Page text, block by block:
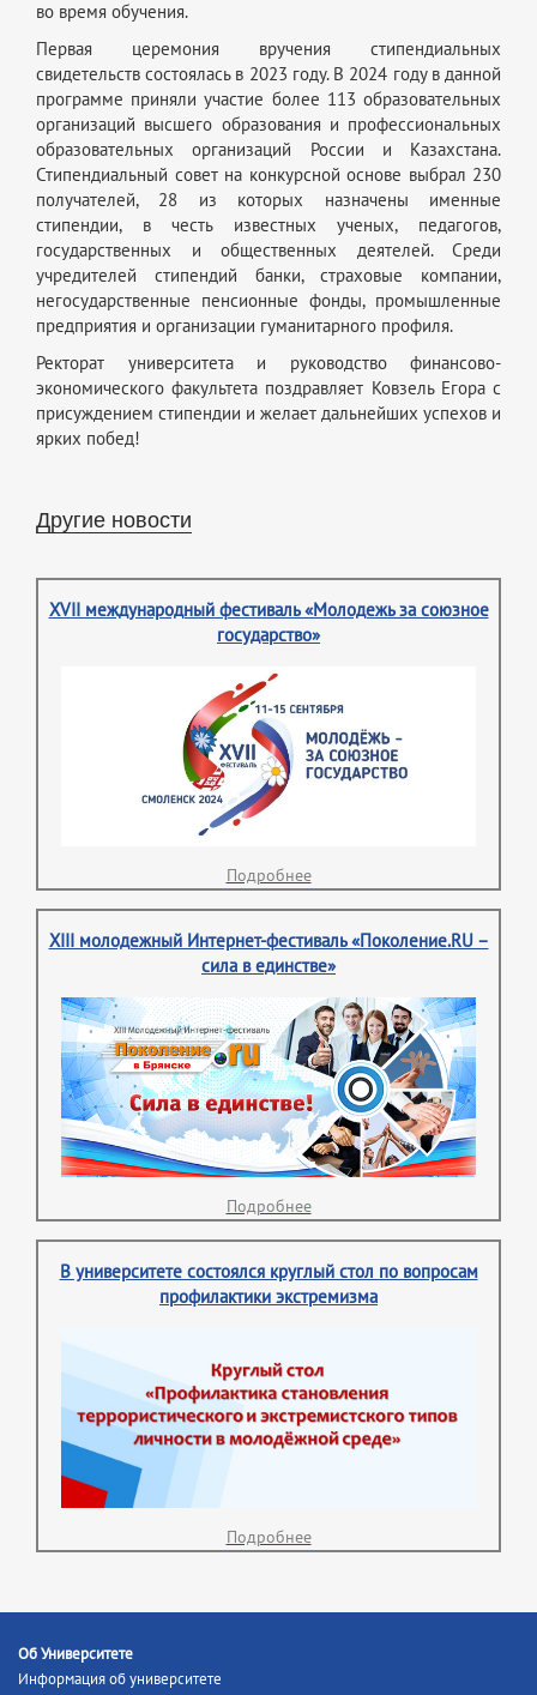
во время обучения.
Первая церемония вручения стипендиальных
свидетельств состоялась в 2023 году. В 2024 году в данной
программе приняли участие более 113 образовательных
организаций высшего образования и профессиональных
образовательных организаций России и Казахстана.
Стипендиальный совет на конкурсной основе выбрал 230
получателей, 28 из которых назначены именные
стипендии, в честь известных ученых, педагогов,
государственных и общественных деятелей. Среди
учредителей стипендий банки, страховые компании,
негосударственные пенсионные фонды, промышленные
предприятия и организации гуманитарного профиля.
Ректорат университета и руководство финансово-
экономического факультета поздравляет Ковзель Егора с
присуждением стипендии и желает дальнейших успехов и
ярких побед!
Другие новости
XVII международный фестиваль «Молодежь за союзное
государство»
Подробнее
XIII молодежный Интернет-фестиваль «Поколение.RU –
сила в единстве»
Подробнее
В университете состоялся круглый стол по вопросам
профилактики экстремизма
Подробнее
Об Университете
Информация об университете